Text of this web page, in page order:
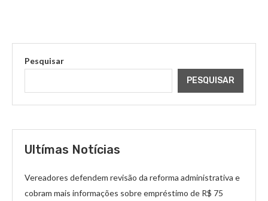
Pesquisar
PESQUISAR
Ultímas Notícias
Vereadores defendem revisão da reforma administrativa e
cobram mais informações sobre empréstimo de R$ 75